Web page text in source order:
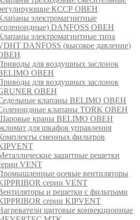
КССР ОВЕН
электромагнитные
DANFOSS ОВЕН
электромагнитные типа
DANFOSS (высокое давление)
для воздушных заслонок
ОВЕН
для воздушных заслонок
ОВЕН
клапаны BELIMO ОВЕН
клапаны TORK ОВЕН
краны BELIMO ОВЕН
для шкафов управления
сменных фильтров
защитные решетки
VENT
осевые вентиляторы
серии VENT
и решетки с фильтрами
серии KIPVENT
щитовые конвекционные